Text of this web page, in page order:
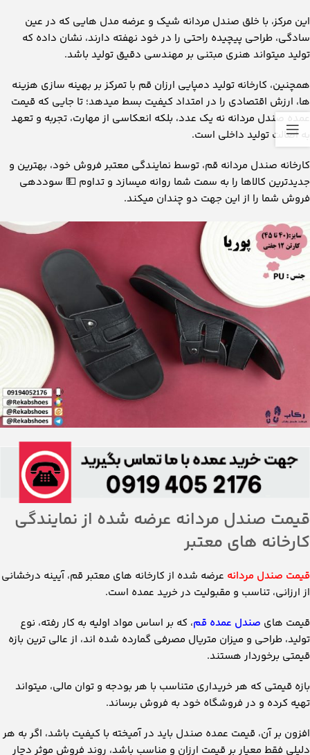
این مرکز، با خلق صندل مردانه شیک و عرضه مدل‌ هایی که در عین
سادگی، طراحی پیچیده راحتی را در خود نهفته دارند، نشان داده که
تولید میتواند هنری مبتنی بر مهندسی دقیق تولید باشد.
همچنین، کارخانه تولید دمپایی ارزان قم با تمرکز بر بهینه ‌سازی هزینه
‌ها، ارزش اقتصادی را در امتداد کیفیت بسط میدهد؛ تا جایی ‌که قیمت
عمده صندل مردانه نه یک عدد، بلکه انعکاسی از مهارت، تجربه و تعهد
به اصالت تولید داخلی است.
کارخانه صندل مردانه قم، توسط نمایندگی معتبر فروش خود، بهترین و
جدیدترین کالاها را به سمت شما روانه میسازد و تداوم 💵 سوددهی
فروش شما را از این جهت دو چندان میکند.
قیمت صندل مردانه عرضه شده از نمایندگی
کارخانه های معتبر
قیمت صندل مردانه عرضه شده از کارخانه های معتبر قم، آیینه درخشانی
از ارزانی، تناسب و مقبولیت در خرید عمده است.
قیمت های صندل عمده قم، که بر اساس مواد اولیه به کار رفته، نوع
تولید، طراحی و میزان متریال مصرفی گمارده شده اند، از عالی ترین بازه
قیمتی برخوردار هستند.
بازه قیمتی که هر خریداری متناسب با هر بودجه و توان مالی، میتواند
تهیه کرده و در فروشگاه خود به فروش برساند.
افزون بر آن، قیمت عمده صندل باید در آمیخته با کیفیت باشد، اگر به هر
دلیلی فقط معیار بر قیمت ارزان و مناسب باشد، روند فروش موثر دچار